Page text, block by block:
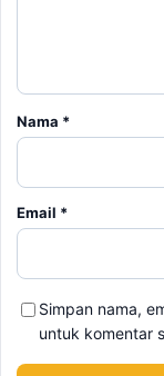
Nama *
Email *
Simpan nama,
untuk komentar